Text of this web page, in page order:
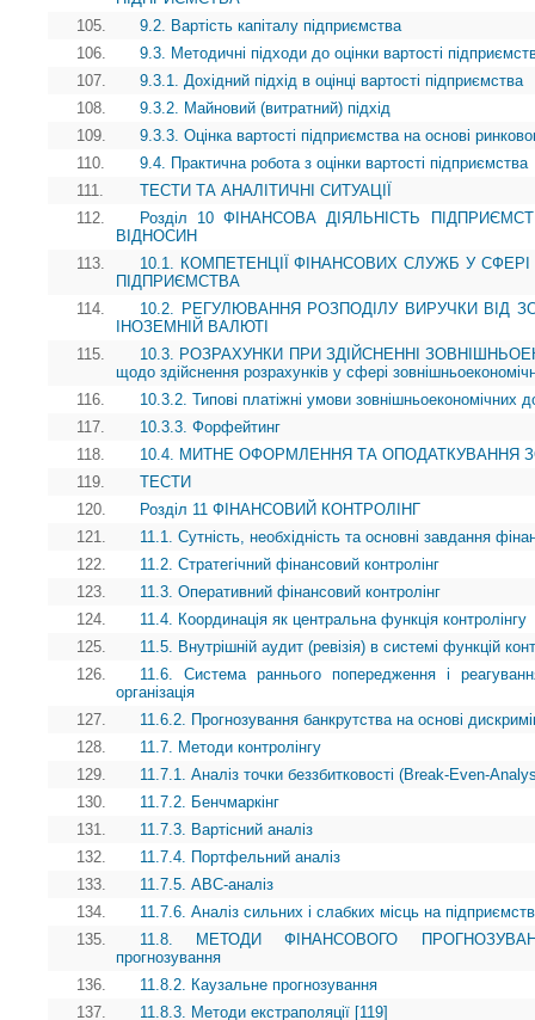
105.
9.2. Вартість капіталу підприємства
106.
9.3. Методичні підходи до оцінки вартості
107.
9.3.1. Дохідний підхід в оцінці вартості підприємства
108.
9.3.2. Майновий (витратний) підхід
109.
9.3.3. Оцінка вартості підприємства на основі
110.
9.4. Практична робота з оцінки вартості підприємства
111.
ТЕСТИ ТА АНАЛІТИЧНІ СИТУАЦІЇ
112.
Розділ 10 ФІНАНСОВА ДІЯЛЬНІСТЬ
ВІДНОСИН
113.
10.1. КОМПЕТЕНЦІЇ ФІНАНСОВИХ СЛУЖБ У
ПІДПРИЄМСТВА
114.
10.2. РЕГУЛЮВАННЯ РОЗПОДІЛУ ВИРУЧКИ ВІД
ІНОЗЕМНІЙ ВАЛЮТІ
115.
10.3. РОЗРАХУНКИ ПРИ ЗДІЙСНЕННІ
щодо здійснення розрахунків у сфері
116.
10.3.2. Типові платіжні умови зовнішньоекономічних
117.
10.3.3. Форфейтинг
118.
10.4. МИТНЕ ОФОРМЛЕННЯ ТА ОПОДАТКУВАННЯ
119.
ТЕСТИ
120.
Розділ 11 ФІНАНСОВИЙ КОНТРОЛІНГ
121.
11.1. Сутність, необхідність та основні завдання
122.
11.2. Стратегічний фінансовий контролінг
123.
11.3. Оперативний фінансовий контролінг
124.
11.4. Координація як центральна функція контролінгу
125.
11.5. Внутрішній аудит (ревізія) в системі функцій
126.
11.6. Система раннього попередження і
організація
127.
11.6.2. Прогнозування банкрутства на основі
128.
11.7. Методи контролінгу
129.
11.7.1. Аналіз точки беззбитковості (Break-Even-
130.
11.7.2. Бенчмаркінг
131.
11.7.3. Вартісний аналіз
132.
11.7.4. Портфельний аналіз
133.
11.7.5. АВС-аналіз
134.
11.7.6. Аналіз сильних і слабких місць на
135.
11.8. МЕТОДИ ФІНАНСОВОГО
прогнозування
136.
11.8.2. Каузальне прогнозування
137.
11.8.3. Методи екстраполяції [119]